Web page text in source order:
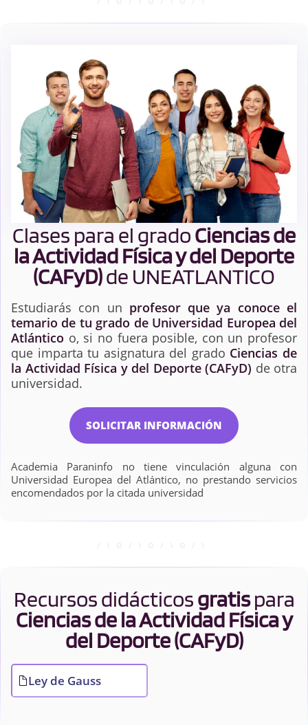
Clases para el gradoCiencias de
la Actividad Física y del Deporte
(CAFyD)de UNEATLANTICO
Estudiarás con un profesor que ya conoce el
temario de tu grado de Universidad Europea del
Atlántico o, si no fuera posible, con un profesor
que imparta tu asignatura del grado Ciencias de
la Actividad Física y del Deporte (CAFyD) de otra
universidad.
SOLICITAR INFORMACIÓN
Academia Paraninfo no tiene vinculación alguna con
Universidad Europea del Atlántico, no prestando servicios
encomendados por la citada universidad
Recursos didácticosgratispara
Ciencias de la Actividad Física y
del Deporte (CAFyD)
Ley de Gauss